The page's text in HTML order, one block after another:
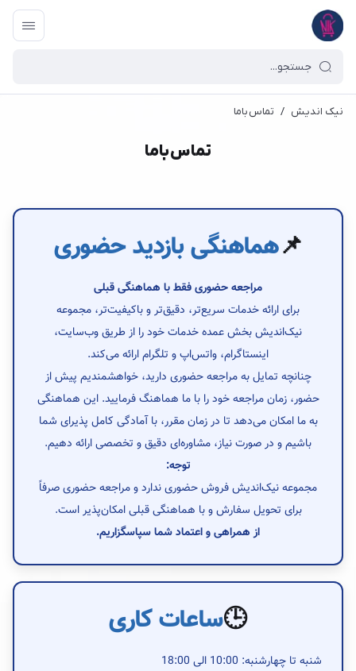
نیک اندیش / تماس با‌ما
تماس با‌ما
📌هماهنگی بازدید حضوری
مراجعه حضوری فقط با هماهنگی قبلی
برای ارائه خدمات سریع‌تر، دقیق‌تر و باکیفیت‌تر، مجموعه
نیک‌اندیش بخش عمده خدمات خود را از طریق وب‌سایت،
اینستاگرام، واتس‌اپ و تلگرام ارائه می‌کند.
چنانچه تمایل به مراجعه حضوری دارید، خواهشمندیم پیش از
حضور، زمان مراجعه خود را با ما هماهنگ فرمایید. این هماهنگی
به ما امکان می‌دهد تا در زمان مقرر، با آمادگی کامل پذیرای شما
باشیم و در صورت نیاز، مشاوره‌ای دقیق و تخصصی ارائه دهیم.
توجه:
مجموعه نیک‌اندیش فروش حضوری ندارد و مراجعه حضوری صرفاً
برای تحویل سفارش و با هماهنگی قبلی امکان‌پذیر است.
از همراهی و اعتماد شما سپاسگزاریم.
🕒ساعات کاری
شنبه تا چهارشنبه: 10:00 الی 18:00